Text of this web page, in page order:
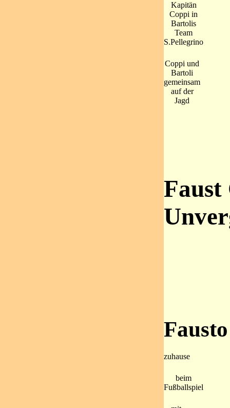
Kapitän
Coppi in
Bartolis
Team
S.Pellegrino
Coppi und
Bartoli
gemeinsam
auf der
Jagd
Faust
zuhause
beim
Fußballspiel